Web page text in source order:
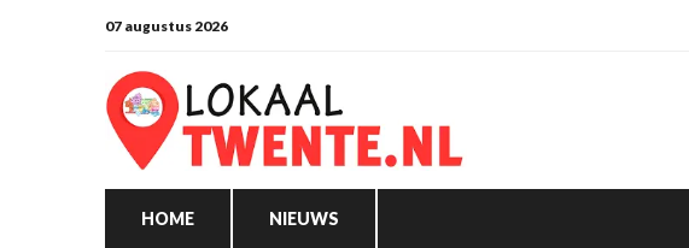
07 augustus 2026
HOME NIEUWS